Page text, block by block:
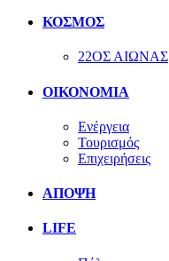
ΚΟΣΜΟΣ
22ΟΣ ΑΙΩΝΑΣ
ΟΙΚΟΝΟΜΙΑ
Ενέργεια
Τουρισμός
Επιχειρήσεις
ΑΠΟΨΗ
LIFE